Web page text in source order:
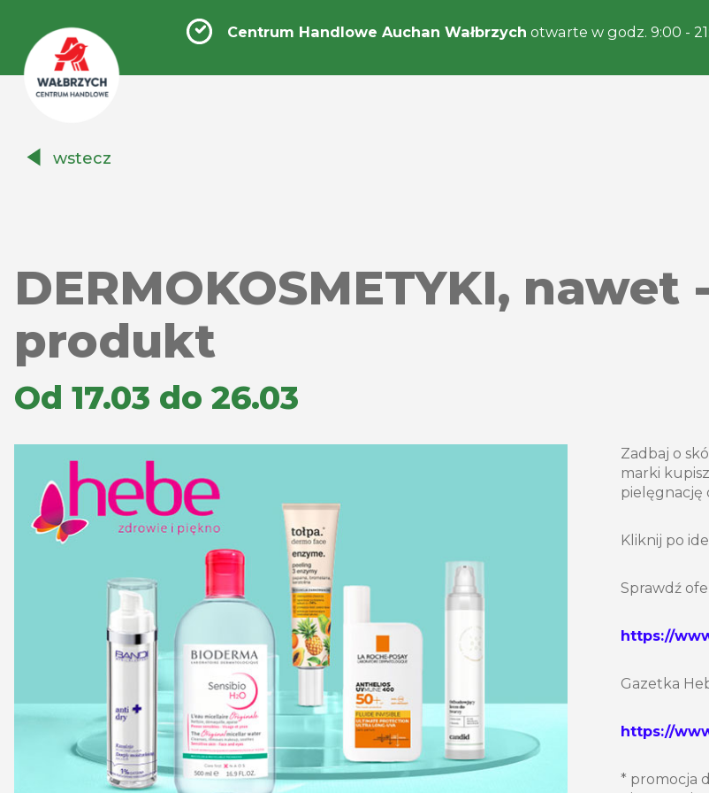
Handlowe
Centrum Handlowe Auchan Wałbrzych otwarte w godz. 9:00 -
wstecz
DERMOKOSMETYKI,
produkt
Od 17.03 do 26.03
Zadbaj o
marki
pielęgnację
Kliknij po
Sprawdź
https://
Gazetka
https://
* promocja